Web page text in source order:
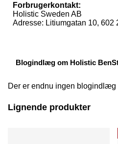
Forbrugerkontakt:
Holistic Sweden AB
Adresse: Litiumgatan 10, 602
Blogindlæg om Holistic
Der er endnu ingen blogindlæg
Lignende produkter